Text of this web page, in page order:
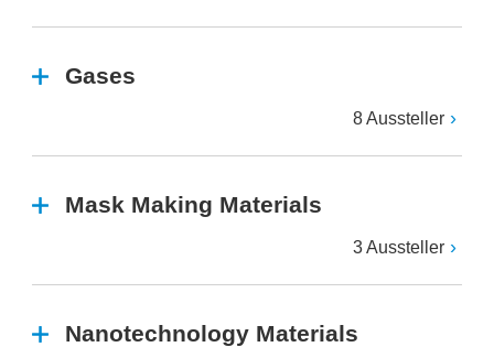
Gases
8 Aussteller
Mask Making Materials
3 Aussteller
Nanotechnology Materials